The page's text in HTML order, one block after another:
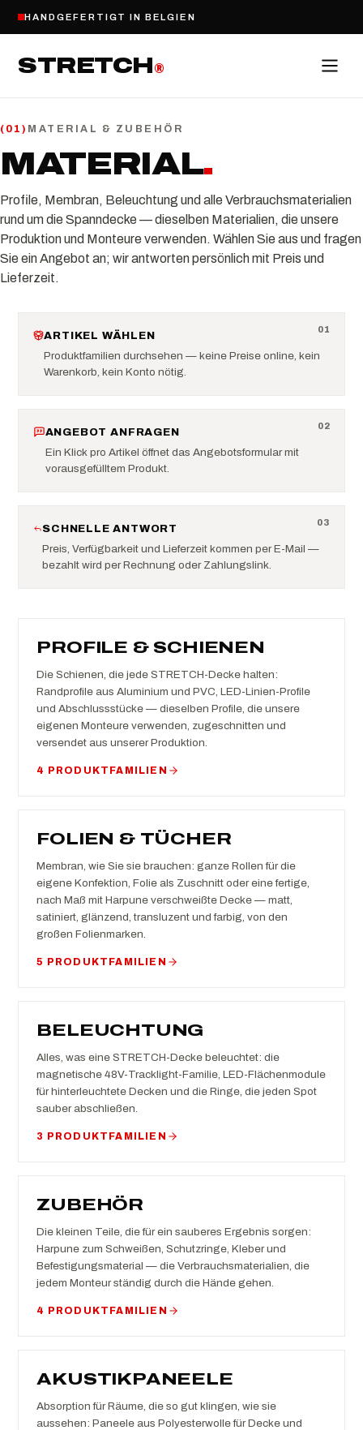
HANDGEFERTIGT IN BELGIEN
STRETCH®
( 01) MATERIAL & ZUBEHÖR
MATERIAL.
Profile, Membran, Beleuchtung und alle Verbrauchsmaterialien
rund um die Spanndecke — dieselben Materialien, die unsere
Produktion und Monteure verwenden. Wählen Sie aus und fragen
Sie ein Angebot an; wir antworten persönlich mit Preis und
Lieferzeit.
01
ARTIKEL WÄHLEN
Produktfamilien durchsehen — keine Preise online, kein
Warenkorb, kein Konto nötig.
02
ANGEBOT ANFRAGEN
Ein Klick pro Artikel öffnet das Angebotsformular mit
vorausgefülltem Produkt.
03
SCHNELLE ANTWORT
Preis, Verfügbarkeit und Lieferzeit kommen per E-Mail —
bezahlt wird per Rechnung oder Zahlungslink.
PROFILE & SCHIENEN
Die Schienen, die jede STRETCH-Decke halten:
Randprofile aus Aluminium und PVC, LED-Linien-Profile
und Abschlussstücke — dieselben Profile, die unsere
eigenen Monteure verwenden, zugeschnitten und
versendet aus unserer Produktion.
4 PRODUKTFAMILIEN
FOLIEN & TÜCHER
Membran, wie Sie sie brauchen: ganze Rollen für die
eigene Konfektion, Folie als Zuschnitt oder eine fertige,
nach Maß mit Harpune verschweißte Decke — matt,
satiniert, glänzend, transluzent und farbig, von den
großen Folienmarken.
5 PRODUKTFAMILIEN
BELEUCHTUNG
Alles, was eine STRETCH-Decke beleuchtet: die
magnetische 48V-Tracklight-Familie, LED-Flächenmodule
für hinterleuchtete Decken und die Ringe, die jeden Spot
sauber abschließen.
3 PRODUKTFAMILIEN
ZUBEHÖR
Die kleinen Teile, die für ein sauberes Ergebnis sorgen:
Harpune zum Schweißen, Schutzringe, Kleber und
Befestigungsmaterial — die Verbrauchsmaterialien, die
jedem Monteur ständig durch die Hände gehen.
4 PRODUKTFAMILIEN
AKUSTIKPANEELE
Absorption für Räume, die so gut klingen, wie sie
aussehen: Paneele aus Polyesterwolle für Decke und